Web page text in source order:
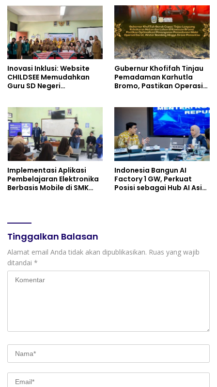
Inovasi Inklusi: Website
CHILDSEE Memudahkan
Guru SD Negeri
Berkebutuhan Khusus
Gubernur Khofifah Tinjau
Pemadaman Karhutla
Bromo, Pastikan Operasi
Implementasi Aplikasi
Pembelajaran Elektronika
Berbasis Mobile di SMK
Indonesia Bangun AI
Factory 1 GW, Perkuat
Posisi sebagai Hub AI Asia
Tinggalkan Balasan
Alamat email Anda tidak akan dipublikasikan. Ruas yang wajib
ditandai *